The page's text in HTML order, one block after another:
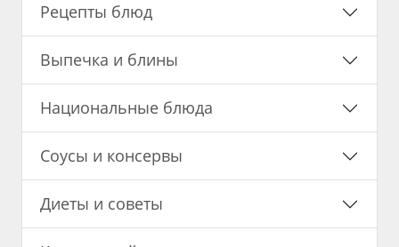
Рецепты блюд
Выпечка и блины
Национальные блюда
Соусы и консервы
Диеты и советы